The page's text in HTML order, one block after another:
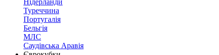
Нідерланди
Туреччина
Португалія
Бельгія
МЛС
Саудівська Аравія